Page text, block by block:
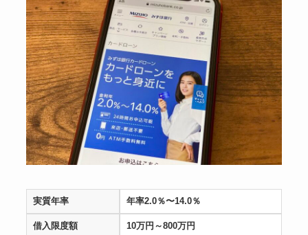
実質年率 年率2.0％〜14.0％
借入限度額 10万円～800万円